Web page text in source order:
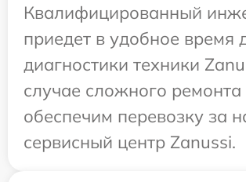
Квалифицированный
приедет в удобное время
диагностики техники
случае сложного
обеспечим перевозку за
сервисный центр Zanussi.